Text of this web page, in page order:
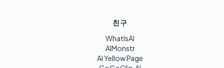
친구
WhatIsAI
AIMonstr
AI Yellow Page